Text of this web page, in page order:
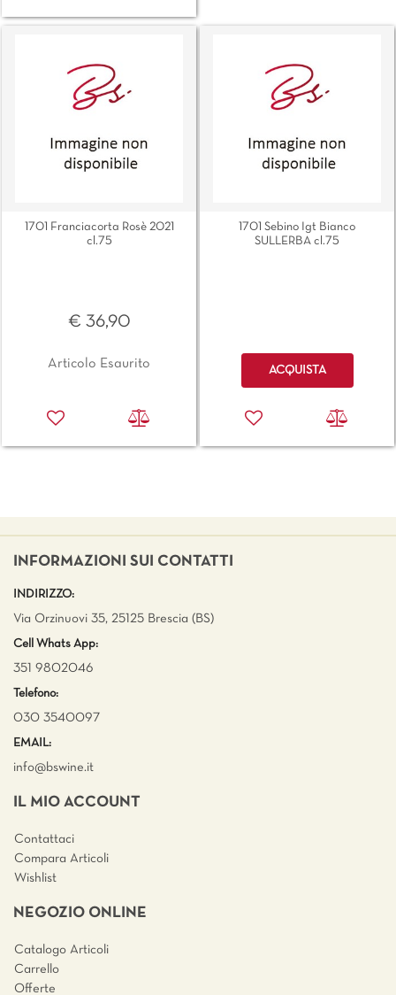
1701 Franciacorta Rosè 2021
cl.75
€ 36,90
Articolo Esaurito
1701 Sebino Igt Bianco
SULLERBA cl.75
Quantità
ACQUISTA
INFORMAZIONI SUI CONTATTI
INDIRIZZO:
Via Orzinuovi 35, 25125 Brescia (BS)
Cell Whats App:
351 9802046
Telefono:
030 3540097
EMAIL:
info@bswine.it
IL MIO ACCOUNT
Contattaci
Compara Articoli
Wishlist
NEGOZIO ONLINE
Catalogo Articoli
Carrello
Offerte